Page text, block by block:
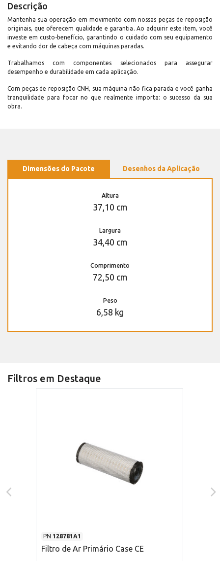
Descrição
Mantenha sua operação em movimento com nossas peças de reposição
originais, que oferecem qualidade e garantia. Ao adquirir este item, você
investe em custo-benefício, garantindo o cuidado com seu equipamento
e evitando dor de cabeça com máquinas paradas.
Trabalhamos com componentes selecionados para assegurar
desempenho e durabilidade em cada aplicação.
Com peças de reposição CNH, sua máquina não fica parada e você ganha
tranquilidade para focar no que realmente importa: o sucesso da sua
obra.
Dimensões do Pacote Desenhos da Aplicação
Altura
37,10 cm
Largura
34,40 cm
Comprimento
72,50 cm
Peso
6,58 kg
Filtros em Destaque
PN 128781A1
Filtro de Ar Primário Case CE